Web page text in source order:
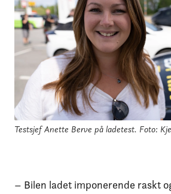
Testsjef Anette Berve på ladetest. Foto:
– Bilen ladet imponerende raskt